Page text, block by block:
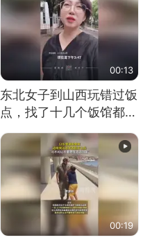
00:13
东北女子到山西玩错过饭
点，找了十几个饭馆都没
开门：午休到几点
00:19